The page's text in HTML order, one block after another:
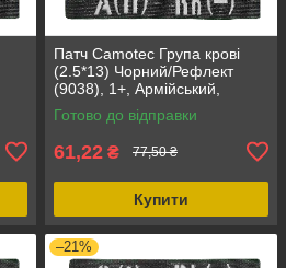
Патч Camotec Група крові
(2.5*13) Чорний/Рефлект
(9038), 1+, Армійський,
Мілітарі, ЗСУ, Кордура
Готово до відправки
61,22 ₴ 77,50 ₴
Купити
–21%